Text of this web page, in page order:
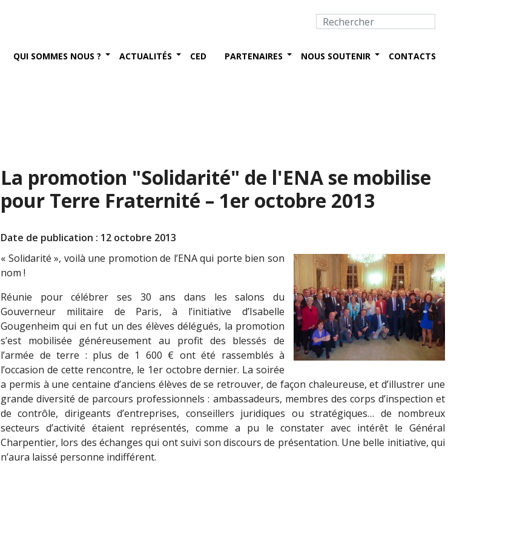
QUI SOMMES NOUS ? ACTUALITÉS CED PARTENAIRES NOUS SOUTENIR CONTACTS
La promotion "Solidarité" de l'ENA se mobilise
pour Terre Fraternité – 1er octobre 2013
Date de publication : 12 octobre 2013
« Solidarité », voilà une promotion de l’ENA qui porte bien son
nom !
Réunie pour célébrer ses 30 ans dans les salons du
Gouverneur militaire de Paris, à l’initiative d’Isabelle
Gougenheim qui en fut un des élèves délégués, la promotion
s’est mobilisée généreusement au profit des blessés de
l’armée de terre : plus de 1 600 € ont été rassemblés à
l’occasion de cette rencontre, le 1er octobre dernier. La soirée
a permis à une centaine d’anciens élèves de se retrouver, de façon chaleureuse, et d’illustrer une
grande diversité de parcours professionnels : ambassadeurs, membres des corps d’inspection et
de contrôle, dirigeants d’entreprises, conseillers juridiques ou stratégiques… de nombreux
secteurs d’activité étaient représentés, comme a pu le constater avec intérêt le Général
Charpentier, lors des échanges qui ont suivi son discours de présentation. Une belle initiative, qui
n’aura laissé personne indifférent.